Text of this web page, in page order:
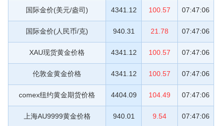
国际金价(美元/盎司) 4341.12 100.57 07:47:06
国际金价(人民币/克) 940.31 21.78 07:47:06
XAU现货黄金价格 4341.12 100.57 07:47:06
伦敦金黄金价格 4341.12 100.57 07:47:06
comex纽约黄金期货价格 4404.09 104.49 07:47:06
上海AU9999黄金价格 940.01 9.54 07:47:06